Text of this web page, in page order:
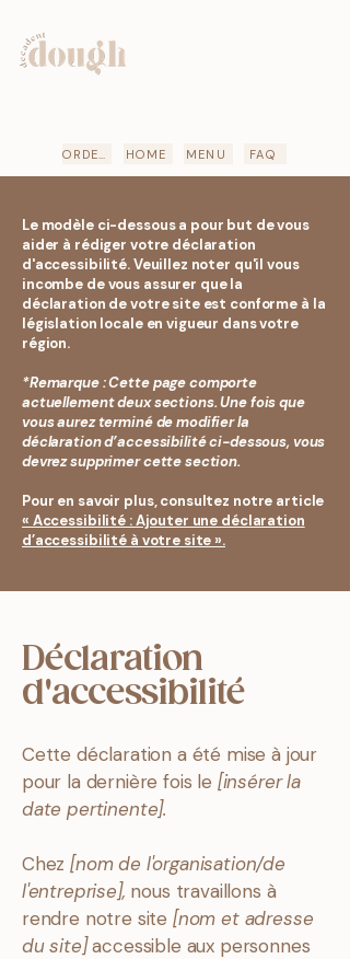
HOME MENU FAQ
Le modèle ci-dessous a pour but de vous
aider à rédiger votre déclaration
d'accessibilité. Veuillez noter qu'il vous
incombe de vous assurer que la
déclaration de votre site est conforme à la
législation locale en vigueur dans votre
région.
*Remarque : Cette page comporte
actuellement deux sections. Une fois que
vous aurez terminé de modifier la
déclaration d’accessibilité ci-dessous, vous
devrez supprimer cette section.
Pour en savoir plus, consultez notre article
« Accessibilité : Ajouter une déclaration
d’accessibilité à votre site ».
Déclaration
d'accessibilité
Cette déclaration a été mise à jour
pour la dernière fois le [insérer la
date pertinente].
Chez[nom de l'organisation/de
l'entreprise], nous travaillons à
rendre notre site [nom et adresse
du site]accessible aux personnes